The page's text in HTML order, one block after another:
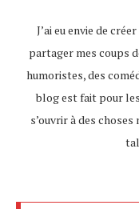
J’ai eu envie de
partager mes coups
humoristes, des
blog est fait pour
s’ouvrir à des